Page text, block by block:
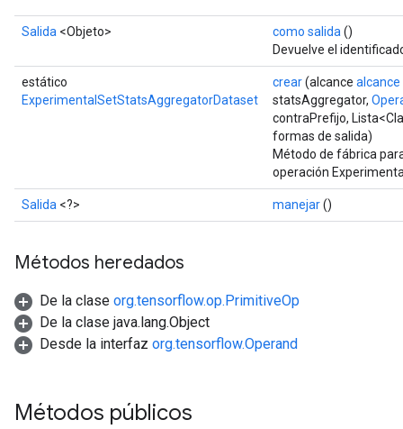
Salida <Objeto> como salida ()
Devuelve el
estático
ExperimentalSetStatsAggregatorDataset
crear(alcance alcance
statsAggregator,
contraPrefijo,
formas de salida)
Método de fábrica
operación
Salida <?> manejar()
Métodos heredados
De la clase org.tensorflow.op.PrimitiveOp
De la clase java.lang.Object
Desde la interfaz org.tensorflow.Operand
Métodos públicos